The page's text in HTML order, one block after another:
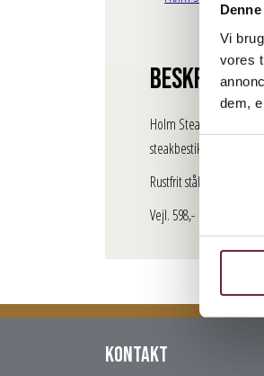
Vi
vores
dem,
Beskrivelse
Holm Steakbestik
steakbestik er perfekt til
Rustfrit stål/ akacietræ,
Vejl. 598,-
Kontakt